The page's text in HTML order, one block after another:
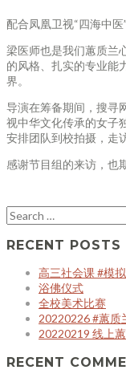
配合凤凰卫视“四海中
梁医师也是我们蕙质兰
的风格、扎实的专业能
界。
导演在筹备期间，搜寻
视中华文化传承的女子
安排团队到校拍摄，走
感谢节目组的来访，也
RECENT POSTS
高三社会课 #模
浴佛仪式
全校美术比赛
20220226 #蕙质
20220219 线上
RECENT